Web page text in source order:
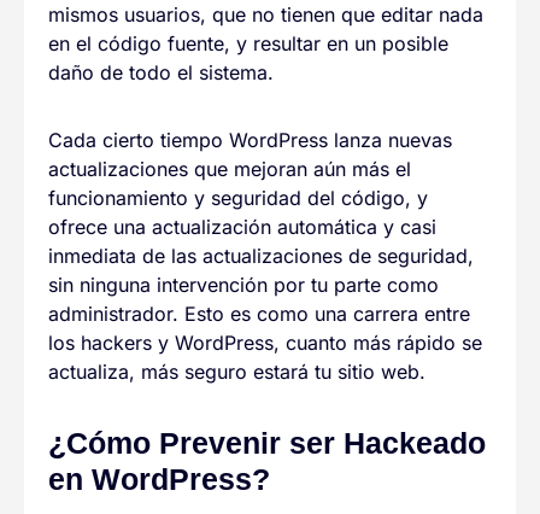
mismos usuarios, que no tienen que editar nada
en el código fuente, y resultar en un posible
daño de todo el sistema.
Cada cierto tiempo WordPress lanza nuevas
actualizaciones que mejoran aún más el
funcionamiento y seguridad del código, y
ofrece una actualización automática y casi
inmediata de las actualizaciones de seguridad,
sin ninguna intervención por tu parte como
administrador. Esto es como una carrera entre
los hackers y WordPress, cuanto más rápido se
actualiza, más seguro estará tu sitio web.
¿Cómo Prevenir ser Hackeado
en WordPress?